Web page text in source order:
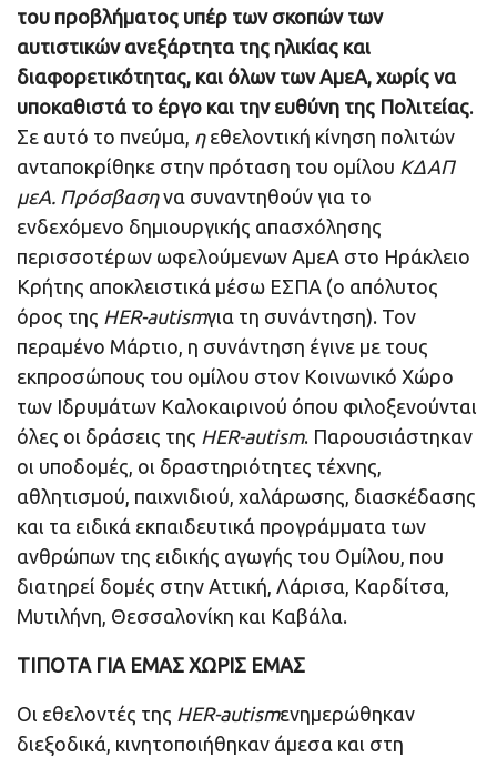
του προβλήματος υπέρ των σκοπών των
αυτιστικών ανεξάρτητα της ηλικίας και
διαφορετικότητας, και όλων των ΑμεΑ, χωρίς να
υποκαθιστά το έργο και την ευθύνη της Πολιτείας.
Σε αυτό το πνεύμα, η εθελοντική κίνηση πολιτών
ανταποκρίθηκε στην πρόταση του ομίλου ΚΔΑΠ
μεΑ. Πρόσβασηνα συναντηθούν για το
ενδεχόμενο δημιουργικής απασχόλησης
περισσοτέρων ωφελούμενων ΑμεΑ στο Ηράκλειο
Κρήτης αποκλειστικά μέσω ΕΣΠΑ (ο απόλυτος
όρος της HER-autismγια τη συνάντηση). Τον
περαμένο Μάρτιο, η συνάντηση έγινε με τους
εκπροσώπους του ομίλου στον Κοινωνικό Χώρο
των Ιδρυμάτων Καλοκαιρινού όπου φιλοξενούνται
όλες οι δράσεις της HER-autism. Παρουσιάστηκαν
οι υποδομές, οι δραστηριότητες τέχνης,
αθλητισμού, παιχνιδιού, χαλάρωσης, διασκέδασης
και τα ειδικά εκπαιδευτικά προγράμματα των
ανθρώπων της ειδικής αγωγής του Ομίλου, που
διατηρεί δομές στην Αττική, Λάρισα, Καρδίτσα,
Μυτιλήνη, Θεσσαλονίκη και Καβάλα.
ΤΙΠΟΤΑ ΓΙΑ ΕΜΑΣ ΧΩΡΙΣ ΕΜΑΣ
Οι εθελοντές της HER-autismενημερώθηκαν
διεξοδικά, κινητοποιήθηκαν άμεσα και στη